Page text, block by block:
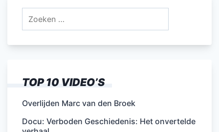
TOP 10 VIDEO’S
Overlijden Marc van den Broek
Docu: Verboden Geschiedenis: Het onvertelde